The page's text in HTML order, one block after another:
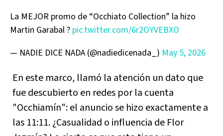
La MEJOR promo de “Occhiato Collection” la hizo
Martin Garabal ? pic.twitter.com/6r2OYVEBXO
— NADIE DICE NADA (@nadiedicenada_) May 5, 2026
En este marco, llamó la atención un dato que
fue descubierto en redes por la cuenta
"Occhiamín": el anuncio se hizo exactamente a
las 11:11. ¿Casualidad o influencia de Flor